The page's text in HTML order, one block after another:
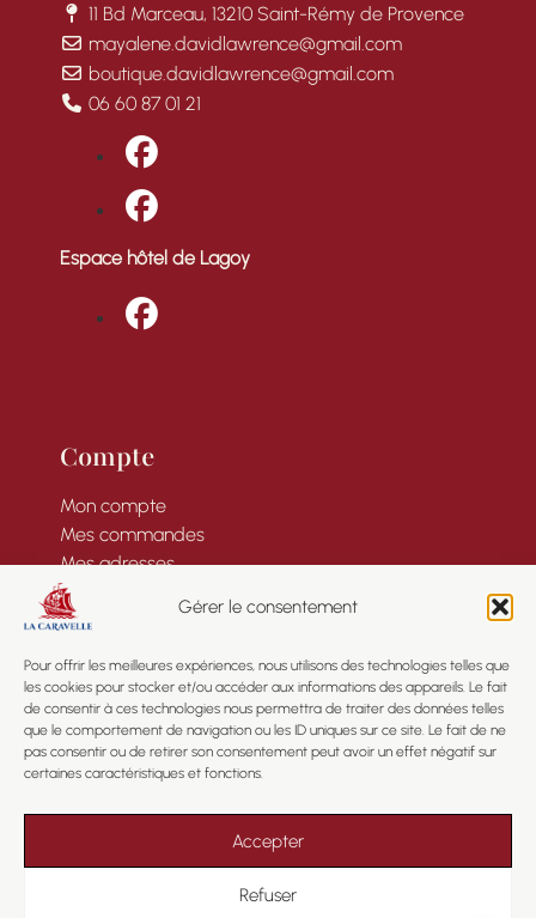
Gérer le consentement
Pour offrir les meilleures expériences, nous utilisons des technologies telles que
les cookies pour stocker et/ou accéder aux informations des appareils. Le fait
de consentir à ces technologies nous permettra de traiter des données telles
que le comportement de navigation ou les ID uniques sur ce site. Le fait de ne
pas consentir ou de retirer son consentement peut avoir un effet négatif sur
certaines caractéristiques et fonctions.
Accepter
Refuser
11 Bd Marceau, 13210 Saint-Rémy de Provence
mayalene.davidlawrence@gmail.com
boutique.davidlawrence@gmail.com
06 60 87 01 21
Espace hôtel de Lagoy
Compte
Mon compte
Mes commandes
Mes adresses
Informations
Informations
Mentions légales
Confidentialité
Plan du site